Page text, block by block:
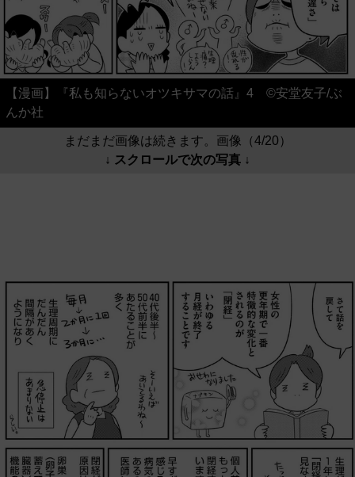
【漫画】『私も知らないオツキサマの話』4 ©安堂友子/ぶ
んか社
まだまだ画像は続きます。画像（4/20）
↓ スクロールで次の写真 ↓